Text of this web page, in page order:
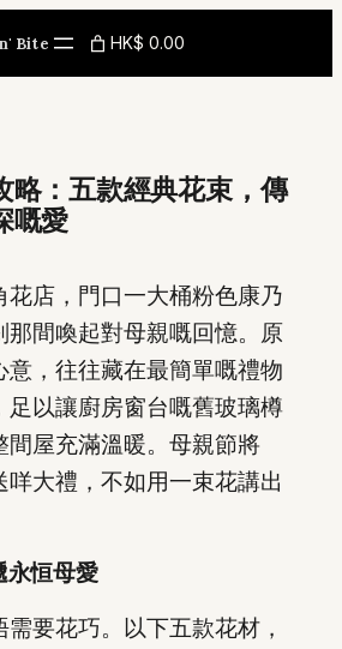
Bite HK$ 0.00
略：五款經典花束，傳
嘅愛
花店，門口一大桶粉色康乃
那間喚起對母親嘅回憶。原
意，往往藏在最簡單嘅禮物
以讓廚房窗台嘅舊玻璃樽
間屋充滿溫暖。母親節將
咩大禮，不如用一束花講出
永恒母愛
要花巧。以下五款花材，